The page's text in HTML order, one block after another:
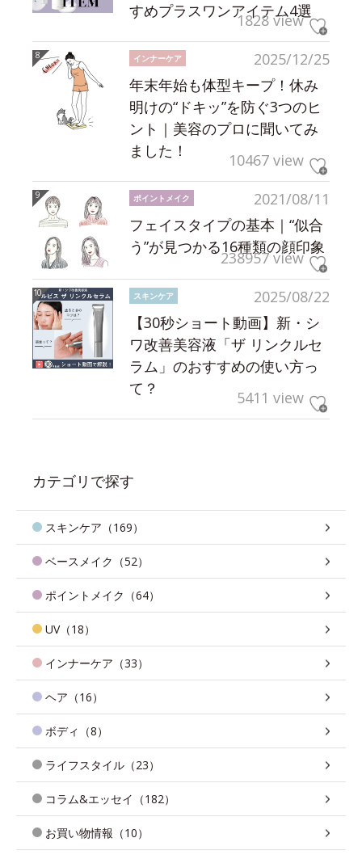
すめプラスワンアイテム4選
1828 view
2025/12/25
インナーケア
年末年始も体型キープ！休み
明けの“ドキッ”を防ぐ3つのヒ
ント｜美容のプロに聞いてみ
ました！
10467 view
2021/08/11
ポイントメイク
フェイスタイプの基本｜“似合
う”が見つかる16種類の顔印象
238957 view
2025/08/22
スキンケア
【30秒ショート動画】新・シ
ワ改善美容液「ザ リンクルセ
ラム」のおすすめの使い方っ
て？
5411 view
カテゴリで探す
スキンケア（169）
ベースメイク（52）
ポイントメイク（64）
UV（18）
インナーケア（33）
ヘア（16）
ボディ（8）
ライフスタイル（23）
コラム&エッセイ（182）
お買い物情報（10）